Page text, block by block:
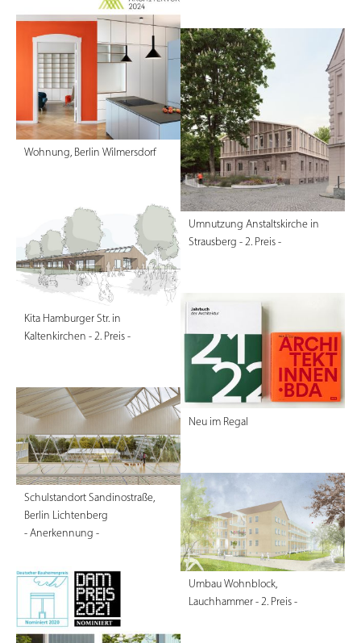
Wohnung, Berlin Wilmersdorf
Umnutzung Anstaltskirche in
Strausberg - 2. Preis -
Kita Hamburger Str. in
Kaltenkirchen - 2. Preis -
Neu im Regal
Schulstandort Sandinostraße,
Berlin Lichtenberg
- Anerkennung -
Umbau Wohnblock,
Lauchhammer - 2. Preis -